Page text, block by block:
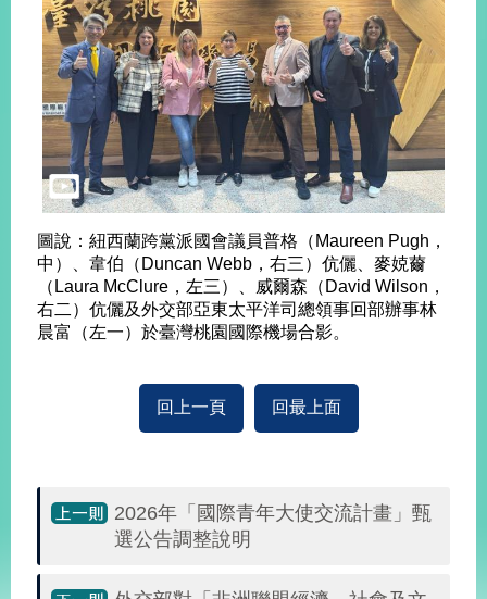
區
國
際
傳
播
政
府
資
訊
公
為
站
圖說：紐西蘭跨黨派國會議員普格（Maureen Pugh，
中）、韋伯（Duncan Webb，右三）伉儷、麥娔薾
（Laura McClure，左三）、威爾森（David Wilson，
右二）伉儷及外交部亞東太平洋司總領事回部辦事林
晨富（左一）於臺灣桃園國際機場合影。
回上一頁 回最上面
2026年「國際青年大使交流計畫」甄
選公告調整說明